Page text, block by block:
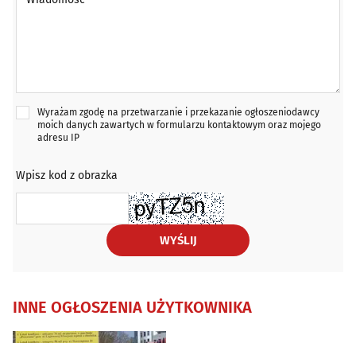
Wyrażam zgodę na przetwarzanie i przekazanie ogłoszeniodawcy
moich danych zawartych w formularzu kontaktowym oraz mojego
adresu IP
Wpisz kod z obrazka
WYŚLIJ
INNE OGŁOSZENIA UŻYTKOWNIKA